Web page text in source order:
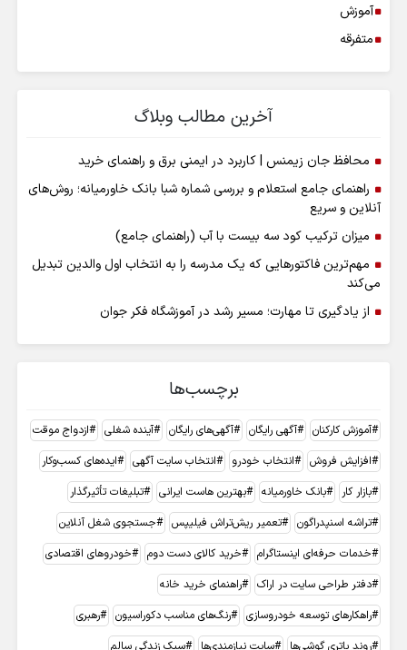
آموزش
متفرقه
آخرین مطالب وبلاگ
محافظ جان زیمنس | کاربرد در ایمنی برق و راهنمای خرید
راهنمای جامع استعلام و بررسی شماره شبا بانک خاورمیانه؛ روش‌های
آنلاین و سریع
میزان ترکیب کود سه بیست با آب (راهنمای جامع)
مهم‌ترین فاکتورهایی که یک مدرسه را به انتخاب اول والدین تبدیل
می‌کند
از یادگیری تا مهارت؛ مسیر رشد در آموزشگاه فکر جوان
برچسب‌ها
آموزش کارکنان آگهی رایگان آگهی‌های رایگان آینده شغلی
ازدواج موقت
افزایش فروش
انتخاب خودرو انتخاب سایت آگهی
ایده‌های کسب‌وکار
بازار کار
بانک خاورمیانه بهترین هاست ایرانی
تبلیغات تأثیرگذار
تراشه اسنپدراگون
تعمیر ریش‌تراش فیلیپس
جستجوی شغل آنلاین
خدمات حرفه‌ای اینستاگرام
خرید کالای دست دوم
خودروهای اقتصادی
دفتر طراحی سایت در اراک
راهنمای خرید خانه
راهکارهای توسعه خودروسازی
رنگ‌های مناسب دکوراسیون
رهبری
روند باتری گوشی‌ها
سایت نیازمندی‌ها
سبک زندگی سالم